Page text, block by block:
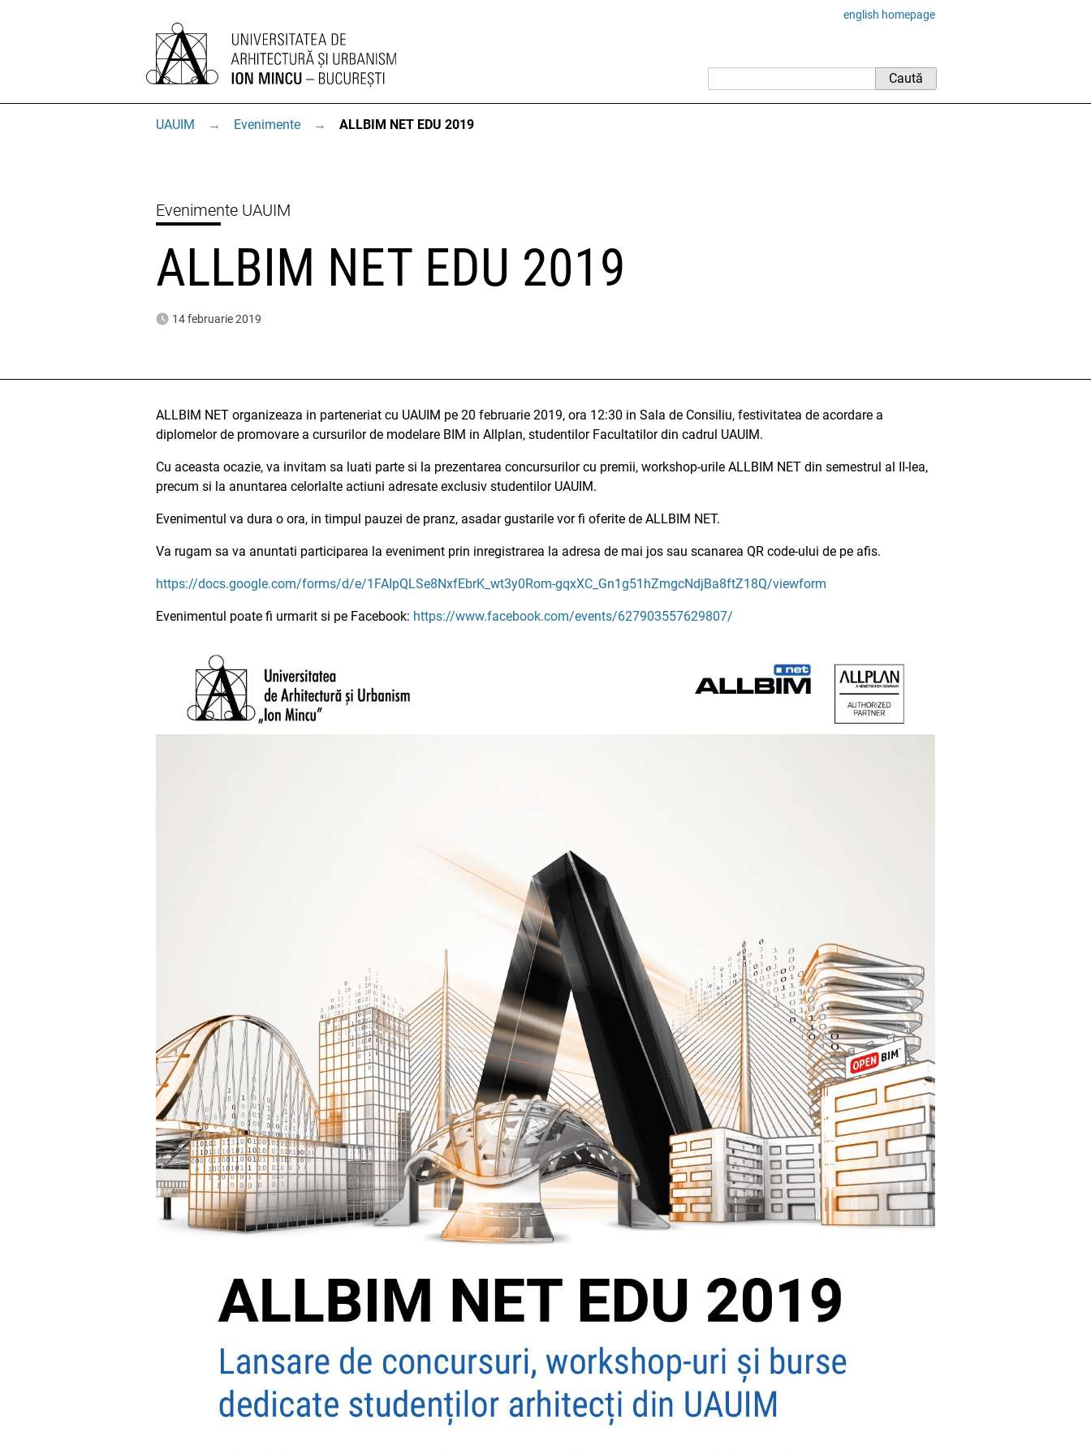
english homepage
UAUIM → Evenimente → ALLBIM NET EDU 2019
Evenimente UAUIM
ALLBIM NET EDU 2019
14 februarie 2019
ALLBIM NET organizeaza in parteneriat cu UAUIM pe 20 februarie 2019, ora 12:30 in Sala de Consiliu, festivitatea de acordare a
diplomelor de promovare a cursurilor de modelare BIM in Allplan, studentilor Facultatilor din cadrul UAUIM.
Cu aceasta ocazie, va invitam sa luati parte si la prezentarea concursurilor cu premii, workshop-urile ALLBIM NET din semestrul al II-lea,
precum si la anuntarea celorlalte actiuni adresate exclusiv studentilor UAUIM.
Evenimentul va dura o ora, in timpul pauzei de pranz, asadar gustarile vor fi oferite de ALLBIM NET.
Va rugam sa va anuntati participarea la eveniment prin inregistrarea la adresa de mai jos sau scanarea QR code-ului de pe afis.
https://docs.google.com/forms/d/e/1FAIpQLSe8NxfEbrK_wt3y0Rom-gqxXC_Gn1g51hZmgcNdjBa8ftZ18Q/viewform
Evenimentul poate fi urmarit si pe Facebook: https://www.facebook.com/events/627903557629807/